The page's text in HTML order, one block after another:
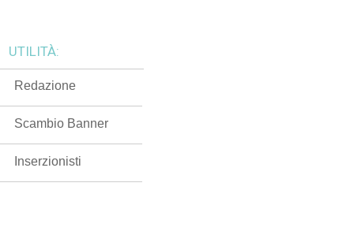
UTILITÀ:
Redazione
Scambio Banner
Inserzionisti